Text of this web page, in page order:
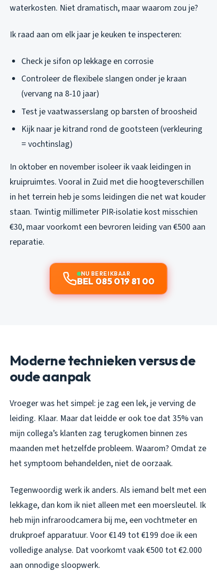
waterkosten. Niet dramatisch, maar waarom zou je?
Ik raad aan om elk jaar je keuken te inspecteren:
Check je sifon op lekkage en corrosie
Controleer de flexibele slangen onder je kraan
(vervang na 8-10 jaar)
Test je vaatwasserslang op barsten of broosheid
Kijk naar je kitrand rond de gootsteen (verkleuring
= vochtinslag)
In oktober en november isoleer ik vaak leidingen in
kruipruimtes. Vooral in Zuid met die hoogteverschillen
in het terrein heb je soms leidingen die net wat kouder
staan. Twintig millimeter PIR-isolatie kost misschien
€30, maar voorkomt een bevroren leiding van €500 aan
reparatie.
NU BEREIKBAAR
BEL 085 019 81 00
Moderne technieken versus de
oude aanpak
Vroeger was het simpel: je zag een lek, je verving de
leiding. Klaar. Maar dat leidde er ook toe dat 35% van
mijn collega’s klanten zag terugkomen binnen zes
maanden met hetzelfde probleem. Waarom? Omdat ze
het symptoom behandelden, niet de oorzaak.
Tegenwoordig werk ik anders. Als iemand belt met een
lekkage, dan kom ik niet alleen met een moersleutel. Ik
heb mijn infraroodcamera bij me, een vochtmeter en
drukproef apparatuur. Voor €149 tot €199 doe ik een
volledige analyse. Dat voorkomt vaak €500 tot €2.000
aan onnodige sloopwerk.